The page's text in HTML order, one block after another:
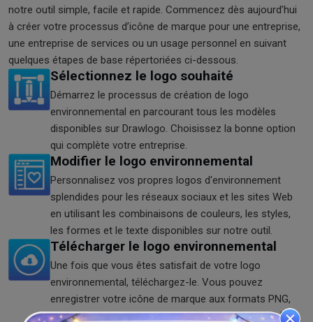
notre outil simple, facile et rapide. Commencez dès aujourd’hui
à créer votre processus d’icône de marque pour une entreprise,
une entreprise de services ou un usage personnel en suivant
quelques étapes de base répertoriées ci-dessous.
Sélectionnez le logo souhaité
Démarrez le processus de création de logo
environnemental en parcourant tous les modèles
disponibles sur Drawlogo. Choisissez la bonne option
qui complète votre entreprise.
Modifier le logo environnemental
Personnalisez vos propres logos d'environnement
splendides pour les réseaux sociaux et les sites Web
en utilisant les combinaisons de couleurs, les styles,
les formes et le texte disponibles sur notre outil.
Télécharger le logo environnemental
Une fois que vous êtes satisfait de votre logo
environnemental, téléchargez-le. Vous pouvez
enregistrer votre icône de marque aux formats PNG,
SVG et JPG en fonction de vos besoins. Essayez-le